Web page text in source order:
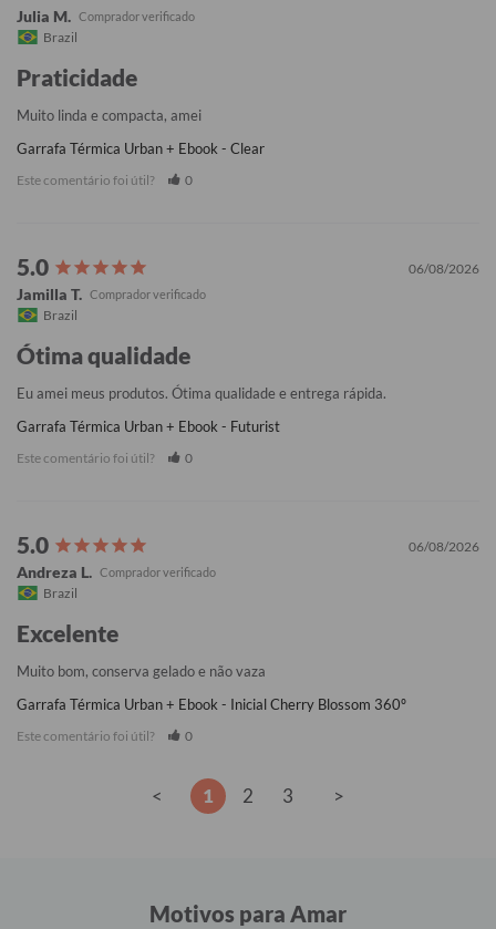
Julia M.
Brazil
Praticidade
Muito linda e compacta, amei
Garrafa Térmica Urban + Ebook - Clear
Este comentário foi útil? 0
06/08/2026
Jamilla T.
Brazil
Ótima qualidade
Eu amei meus produtos. Ótima qualidade e entrega rápida.
Garrafa Térmica Urban + Ebook - Futurist
Este comentário foi útil? 0
06/08/2026
Andreza L.
Brazil
Excelente
Muito bom, conserva gelado e não vaza
Garrafa Térmica Urban + Ebook - Inicial Cherry Blossom 360º
Este comentário foi útil? 0
< 1 2 3 >
Motivos para Amar